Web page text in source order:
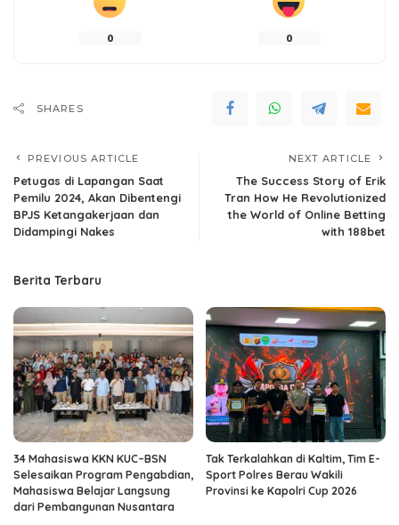
0 0
SHARES
PREVIOUS ARTICLE
Petugas di Lapangan Saat
Pemilu 2024, Akan Dibentengi
BPJS Ketangakerjaan dan
Didampingi Nakes
NEXT ARTICLE
The Success Story of Erik
Tran How He Revolutionized
the World of Online Betting
with 188bet
Berita Terbaru
34 Mahasiswa KKN KUC–BSN
Selesaikan Program Pengabdian,
Mahasiswa Belajar Langsung
dari Pembangunan Nusantara
Tak Terkalahkan di Kaltim, Tim E-
Sport Polres Berau Wakili
Provinsi ke Kapolri Cup 2026